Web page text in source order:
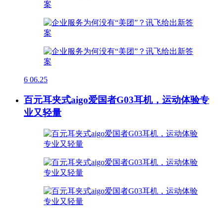
6 06.25
百元耳夹式aigo爱国者G03耳机，运动体验专
业又轻量